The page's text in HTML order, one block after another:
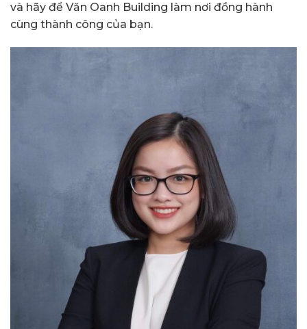
và hãy để Văn Oanh Building làm nơi đồng hành
cùng thành công của bạn.